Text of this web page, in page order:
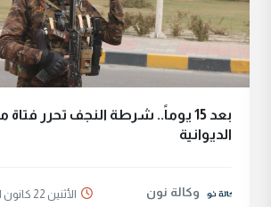
بعد 15 يوماً.. شرطة النجف تحرر
الديوانية
وكالة نون الأثنين 22 كانون الأول 2025